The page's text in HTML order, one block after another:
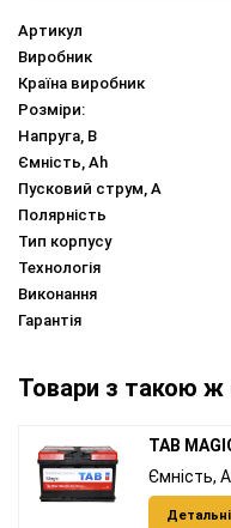
Артикул
Виробник
Країна виробник
Розміри:
Напруга, В
Ємність, Ah
Пусковий струм, A
Полярність
Тип корпусу
Технологія
Виконання
Гарантія
Товари з такою ж
TAB
Ємність,